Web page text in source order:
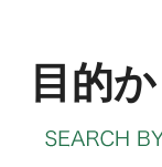
目的